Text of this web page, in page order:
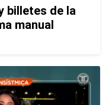
billetes de la
manual